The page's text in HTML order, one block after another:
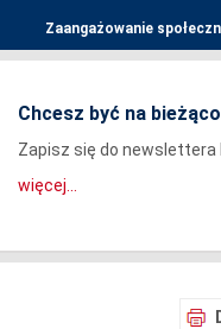
Zaangażowanie
Chcesz być na
Zapisz się do newslettera
więcej...